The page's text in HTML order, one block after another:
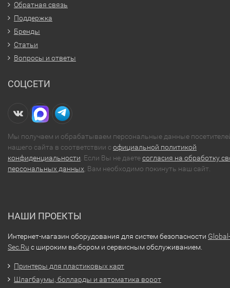
Обратная связь
Поддержка
Бренды
Статьи
Вопросы и ответы
СОЦСЕТИ
Мы получаем и обрабатываем персональные данные
нашего сайта в соответствии софициальной политикой
конфиденциальности . Если Вы не даетесогласия на обработку
персональных данных , Вам необходимо покинуть наш сайт.
НАШИ ПРОЕКТЫ
Интернет-магазин оборудования для систем безопасности Global-
Sec.Ru с широким выбором и сервисным обслуживанием.
Принтеры для пластиковых карт
Шлагбаумы, болларды и автоматика ворот